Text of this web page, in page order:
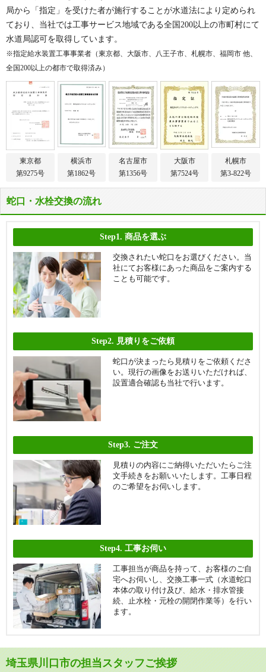
ナイスアーバン川口幸町 日神パレステージ川口元郷
ノルディック川口元郷
パークホームズ川口幸町センター
パークホームズ川口スカイライト
ステージ
ハイストンハイツ
ハイセレサ川口ウインドフロウ ハイリーハイツ中青木
パテラスクエア川口 鳩ケ谷スカイハイツ
フェローネ川口クオリス フォルスコート川口上青木
ブランシエラ川口 ブランズ川口本町
ブランズ川口元郷 ブルール飯塚
ブローデン青木町公園 ベルドゥムール川口東
マーキスシティ
マイキャッスル川口東ラフィナー
マイキャッスル南浦和
むさし野ダイヤモンドマンション メイツ川口二
メロディハイム川口元郷フィール
モア・ステージ東川口
元郷マーキスシティ モリス川口
ライオンズガーデン川口
ライオンズシティ川口
ライオンズステージ川口 ライオンズステージ川口並木
ライオンズプラザ川口 ライオンズマンション川口
ライオンズマンション川口飯塚
ズコート
ライオンズマンション西川口シテ
ィ
ライオンズマンション東浦和
ライオンズマンション山手
局から「指定」を受けた者が施行することが水道法により定められ
ており、当社では工事サービス地域である全国200以上の市町村にて
水道局認可を取得しています。
※指定給水装置工事事業者（東京都、大阪市、八王子市、札幌市、福岡市 他、
全国200以上の都市で取得済み）
東京都
第9275号
横浜市
第1862号
名古屋市
第1356号
大阪市
第7524号
札幌市
第3-822号
蛇口・水栓交換の流れ
Step1. 商品を選ぶ
交換されたい蛇口をお選びください。当
社にてお客様にあった商品をご案内する
ことも可能です。
Step2. 見積りをご依頼
蛇口が決まったら見積りをご依頼くださ
い。現行の画像をお送りいただければ、
設置適合確認も当社で行います。
Step3. ご注文
見積りの内容にご納得いただいたらご注
文手続きをお願いいたします。工事日程
のご希望をお伺いします。
Step4. 工事お伺い
工事担当が商品を持って、お客様のご自
宅へお伺いし、交換工事一式（水道蛇口
本体の取り付け及び、給水・排水管接
続、止水栓・元栓の開閉作業等）を行い
ます。
埼玉県川口市の担当スタッフご挨拶